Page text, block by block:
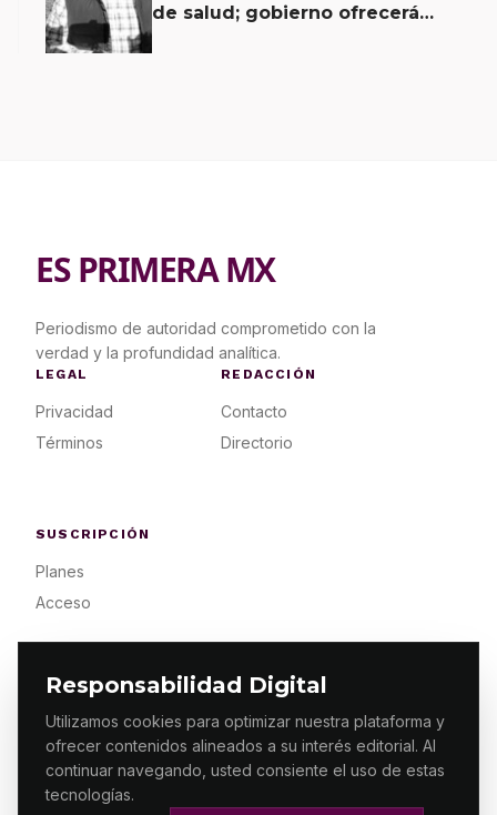
Responsabilidad Digital
Utilizamos cookies para optimizar nuestra plataforma y
ofrecer contenidos alineados a su interés editorial. Al
continuar navegando, usted consiente el uso de estas
tecnologías.
de salud; gobierno ofrecerá
ES PRIMERA MX
Periodismo de autoridad comprometido con la
verdad y la profundidad analítica.
LEGAL
Privacidad
Términos
REDACCIÓN
Contacto
Directorio
SUSCRIPCIÓN
Planes
Acceso
© 2026 ES PRIMERA MX. ALGUNOS DERECHOS
RESERVADOS / DESIGNMAKING.MX